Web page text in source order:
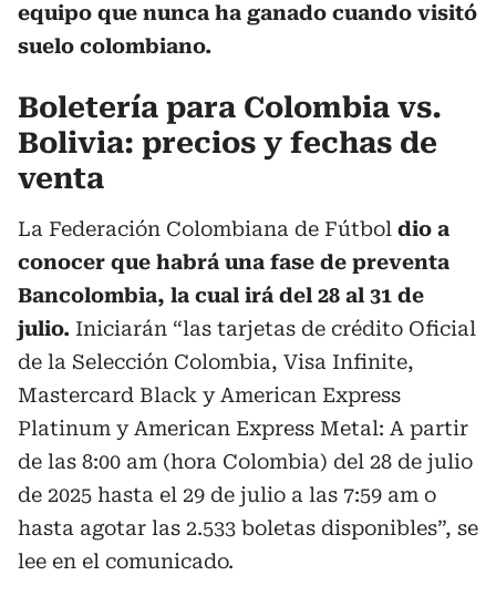
equipo que nunca ha ganado cuando visitó
suelo colombiano.
Boletería para Colombia vs.
Bolivia: precios y fechas de
venta
La Federación Colombiana de Fútbol dio a
conocer que habrá una fase de preventa
Bancolombia, la cual irá del 28 al 31 de
julio. Iniciarán “las tarjetas de crédito Oficial
de la Selección Colombia, Visa Infinite,
Mastercard Black y American Express
Platinum y American Express Metal: A partir
de las 8:00 am (hora Colombia) del 28 de julio
de 2025 hasta el 29 de julio a las 7:59 am o
hasta agotar las 2.533 boletas disponibles”, se
lee en el comunicado.